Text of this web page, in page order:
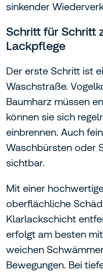
sinkender
Schritt für Schritt
Lackpflege
Der erste Schritt ist
Waschstraße.
Baumharz müssen
können sie sich
einbrennen. Auch
Waschbürsten oder
sichtbar.
Mit einer
oberflächliche
Klarlackschicht
erfolgt am besten
weichen
Bewegungen. Bei